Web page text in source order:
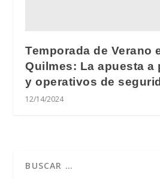
Temporada de Verano
Quilmes: La apuesta a
y operativos de
12/14/2024